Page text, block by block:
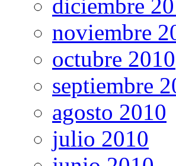
diciembre
noviembre
octubre 2010
septiembre
agosto 2010
julio 2010